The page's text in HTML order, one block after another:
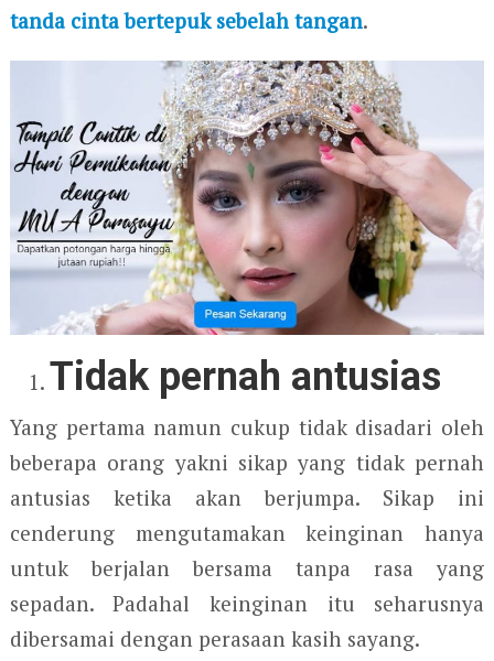
tanda cinta bertepuk sebelah tangan.
Tidak pernah antusias
Yang pertama namun cukup tidak disadari oleh
beberapa orang yakni sikap yang tidak pernah
antusias ketika akan berjumpa. Sikap ini
cenderung mengutamakan keinginan hanya
untuk berjalan bersama tanpa rasa yang
sepadan. Padahal keinginan itu seharusnya
dibersamai dengan perasaan kasih sayang.